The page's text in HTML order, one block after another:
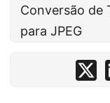
Conversão de
para JPEG